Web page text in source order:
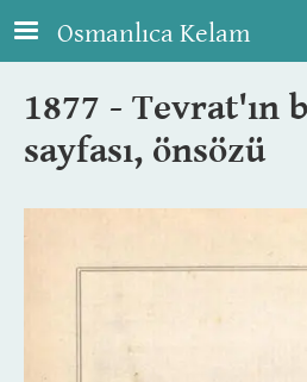
Skip to main content
Osmanlıca Kelam
1877 - Tevrat'ın
sayfası, önsözü